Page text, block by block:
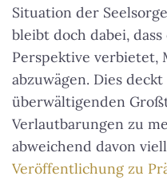
Situation der
bleibt doch dabei,
Perspektive verbietet,
abzuwägen. Dies
überwältigenden
Verlautbarungen zu
abweichend davon
Veröffentlichung zu